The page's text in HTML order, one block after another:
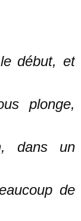
début, et
plonge,
dans un
de